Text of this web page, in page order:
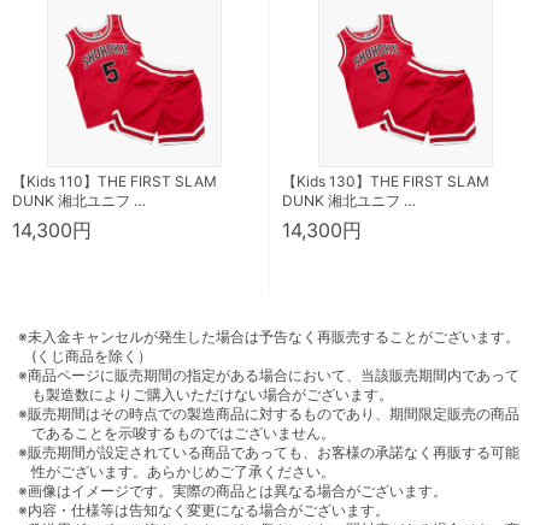
【Kids 110】THE FIRST SLAM
DUNK 湘北ユニフ …
14,300円
【Kids 130】THE FIRST SLAM
DUNK 湘北ユニフ …
14,300円
※未入金キャンセルが発生した場合は予告なく再販売することがございます。
(くじ商品を除く）
※商品ページに販売期間の指定がある場合において、当該販売期間内であって
も製造数によりご購入いただけない場合がございます。
※販売期間はその時点での製造商品に対するものであり、期間限定販売の商品
であることを示唆するものではございません。
※販売期間が設定されている商品であっても、お客様の承諾なく再販する可能
性がございます。あらかじめご了承ください。
※画像はイメージです。実際の商品とは異なる場合がございます。
※内容・仕様等は告知なく変更になる場合がございます。